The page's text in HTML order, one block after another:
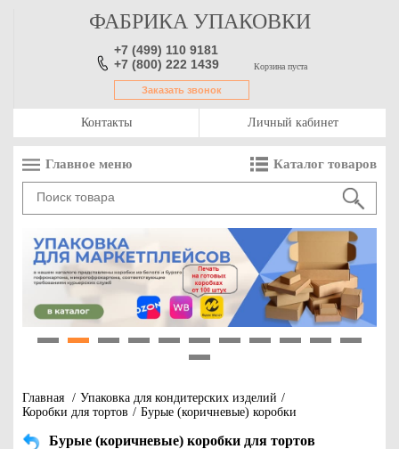
ФАБРИКА УПАКОВКИ
+7 (499) 110 9181
+7 (800) 222 1439
Заказать звонок
Корзина пуста
Контакты Личный кабинет
Главное меню Каталог товаров
Главная / Упаковка для кондитерских изделий /
Коробки для тортов / Бурые (коричневые) коробки
Бурые (коричневые) коробки для тортов